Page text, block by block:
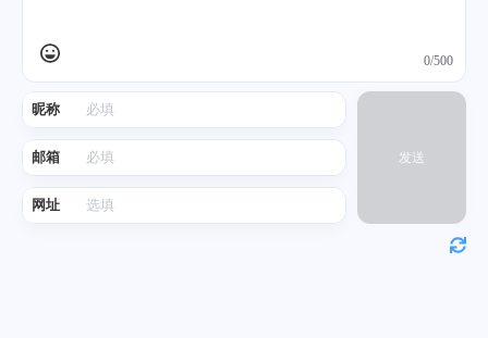
昵称
邮箱
网址
0/500
发送